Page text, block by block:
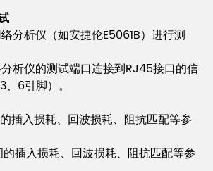
分析仪（如安捷伦E5061B）进行测
析仪的测试端口连接到RJ45接口的信
6引脚）。
插入损耗、回波损耗、阻抗匹配等参
插入损耗、回波损耗、阻抗匹配等参